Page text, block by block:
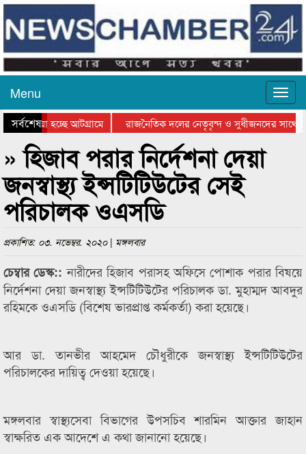
Menu
সর্বশেষ
যাওয়া হচ্ছে আটগ্রামে
রাজনৈতিক দলের নেতৃবৃন্দ ও সুধীজনদের সাথে
পুরস্কার বিতরণ সম্পন্ন
সিলেটে বাংলাদেশ গ্রুপ থিয়েটার ফেডারেশানের
» হিজাব পরার নির্দেশনা দেয়া
জনস্বাস্থ্য ইন্সটিটিউটের সেই
পরিচালক ওএসডি
প্রকাশিত: ০৩. নভেম্বর. ২০২০ | মঙ্গলবার
চেম্বার ডেস্ক::নারীদের হিজাব পরাসহ অফিসে পোশাক পরার বিষয়ে
নির্দেশনা দেয়া জনস্বাস্থ্য ইন্সটিটিউটের পরিচালক ডা. মুহাম্মদ আবদুর
রহিমকে ওএসডি (বিশেষ ভারপ্রাপ্ত কর্মকর্তা) করা হয়েছে।
আর ডা. তানভীর আহমেদ চৌধুরীকে জনস্বাস্থ্য ইন্সটিটিউটের
পরিচালকের দায়িত্ব দেওয়া হয়েছে।
মঙ্গলবার স্বাস্থ্যসেবা বিভাগের উপসচিব শারমিন আক্তার জাহান
স্বাক্ষরিত এক আদেশে এ কথা জানানো হয়েছে।